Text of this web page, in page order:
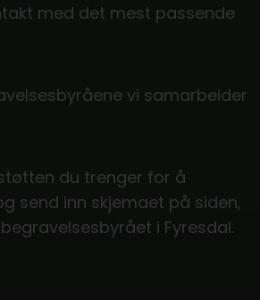
med det mest passende
vi samarbeider
du trenger for å
send inn skjemaet på siden,
i Fyresdal.